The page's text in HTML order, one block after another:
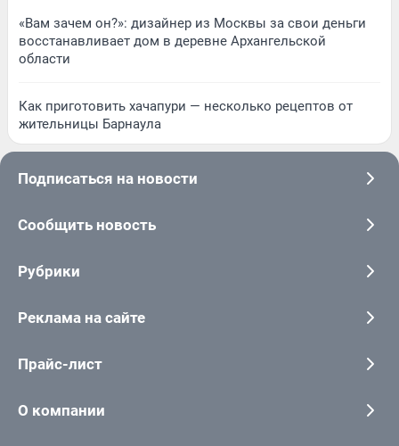
«Вам зачем он?»: дизайнер из Москвы за свои деньги
восстанавливает дом в деревне Архангельской
области
Как приготовить хачапури — несколько рецептов от
жительницы Барнаула
Подписаться на новости
Сообщить новость
Рубрики
Реклама на сайте
Прайс-лист
О компании